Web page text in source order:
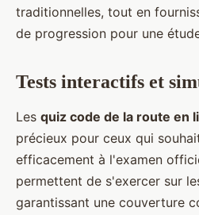
traditionnelles, tout en
de progression pour une
Tests interactifs et
Les quiz code de la route en
précieux pour ceux qui
efficacement à l'examen
permettent de s'exercer sur
garantissant une couverture